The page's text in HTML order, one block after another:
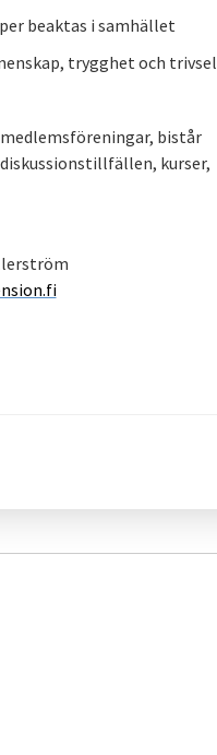
beaktas i samhället
trygghet och trivsel
bistår
kurser,